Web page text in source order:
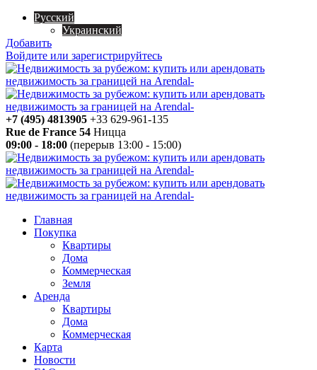
Русский
Украинский
Добавить
Войдите или зарегистрируйтесь
+7 (495) 4813905 +33 629-961-135
Rue de France 54 Ницца
09:00 - 18:00 (перерыв 13:00 - 15:00)
Главная
Покупка
Квартиры
Дома
Коммерческая
Земля
Аренда
Квартиры
Дома
Коммерческая
Карта
Новости